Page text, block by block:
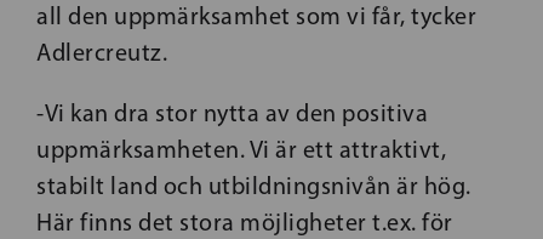
all den uppmärksamhet som vi får, tycker
Adlercreutz.
-Vi kan dra stor nytta av den positiva
uppmärksamheten. Vi är ett attraktivt,
stabilt land och utbildningsnivån är hög.
Här finns det stora möjligheter t.ex. för